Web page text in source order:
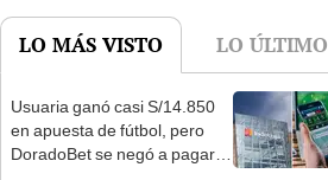
LO MÁS VISTO LO ÚLTIMO
Usuaria ganó casi S/14.850
en apuesta de fútbol, pero
DoradoBet se negó a pagar:
Indecopi multó a la empresa